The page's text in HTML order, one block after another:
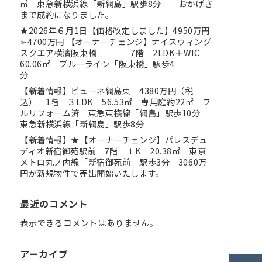
㎡ 東急新横浜線「新綱島」駅歩8分 おかげさ
まで成約になりました。
★2026年６月1日【価格改定しました】4950万円
➣4700万円 【オーナーチェンジ】ナイスウィング
スクエア横濱阪東橋 7階 2LDK＋WIC
60.06㎡ ブルーライン「阪東橋」駅歩4
分
【新着情報】ビューネ綱島東 4380万円（税
込） 1階 ３LDK 56.53㎡ 専用庭約22㎡ フ
ルリフォーム済 東急東横線「綱島」駅歩10分
東急新横浜線「新綱島」駅歩8分
【新着情報】★【オーナーチェンジ】パレスデュ
ディオ新宿御苑駅前 7階 １K 20.38㎡ 東京
メトロ丸ノ内線「新宿御苑前」駅歩3分 3060万
円が新規物件で売出開始いたします。
最近のコメント
表示できるコメントはありません。
アーカイブ